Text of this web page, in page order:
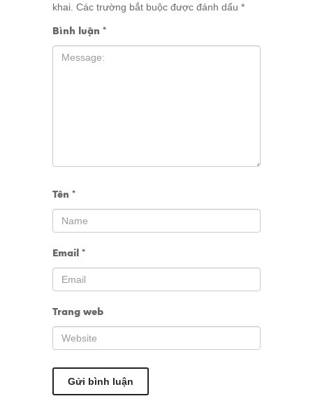
khai. Các trường bắt buộc được đánh dấu *
Bình luận *
Tên *
Email *
Trang web